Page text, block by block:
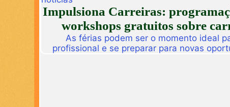
Impulsiona Carreiras:
workshops gratuitos sobre
As férias podem ser o momento ideal
profissional e se preparar para novas